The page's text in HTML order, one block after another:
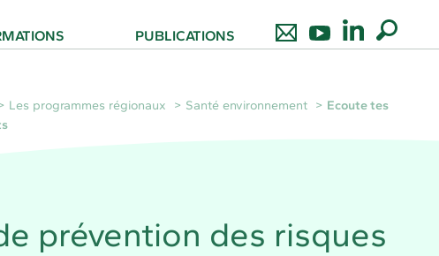
PUBLICATIONS
Les programmes régionaux Santé environnement
Ecoute tes
prévention des risques